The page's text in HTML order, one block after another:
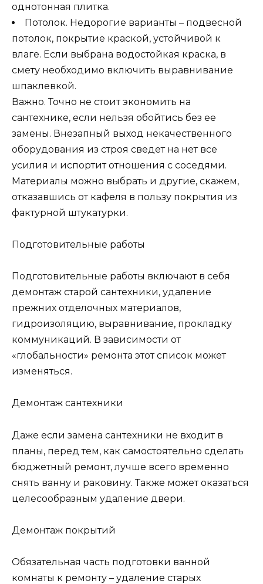
однотонная плитка.
Потолок. Недорогие варианты – подвесной
потолок, покрытие краской, устойчивой к
влаге. Если выбрана водостойкая краска, в
смету необходимо включить выравнивание
шпаклевкой.
Важно. Точно не стоит экономить на
сантехнике, если нельзя обойтись без ее
замены. Внезапный выход некачественного
оборудования из строя сведет на нет все
усилия и испортит отношения с соседями.
Материалы можно выбрать и другие, скажем,
отказавшись от кафеля в пользу покрытия из
фактурной штукатурки.
Подготовительные работы
Подготовительные работы включают в себя
демонтаж старой сантехники, удаление
прежних отделочных материалов,
гидроизоляцию, выравнивание, прокладку
коммуникаций. В зависимости от
«глобальности» ремонта этот список может
изменяться.
Демонтаж сантехники
Даже если замена сантехники не входит в
планы, перед тем, как самостоятельно сделать
бюджетный ремонт, лучше всего временно
снять ванну и раковину. Также может оказаться
целесообразным удаление двери.
Демонтаж покрытий
Обязательная часть подготовки ванной
комнаты к ремонту – удаление старых